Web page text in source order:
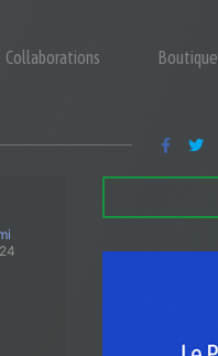
Collaborations Boutique